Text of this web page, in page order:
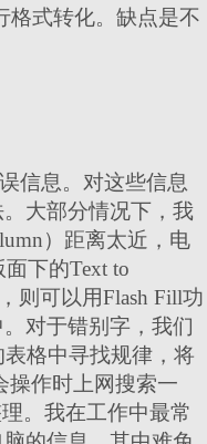
格式转化。缺点是不
信息。对这些信息
大部分情况下，我
）距离太近，电
下的Text to
则可以用Flash Fill功
对于错别字，我们
格中寻找规律，将
操作时上网搜索一
。我在工作中最常